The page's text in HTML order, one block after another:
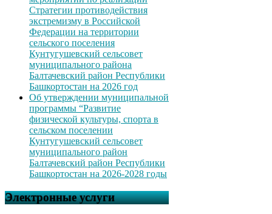
Стратегии противодействия
экстремизму в Российской
Федерации на территории
сельского поселения
Кунтугушевский сельсовет
муниципального района
Балтачевский район Республики
Башкортостан на 2026 год
Об утверждении муниципальной
программы “Развитие
физической культуры, спорта в
сельском поселении
Кунтугушевский сельсовет
муниципального район
Балтачевский район Республики
Башкортостан на 2026-2028 годы
Электронные услуги